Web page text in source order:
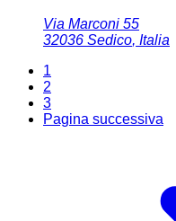
Via Marconi 55
32036 Sedico, Italia
1
2
3
Pagina successiva